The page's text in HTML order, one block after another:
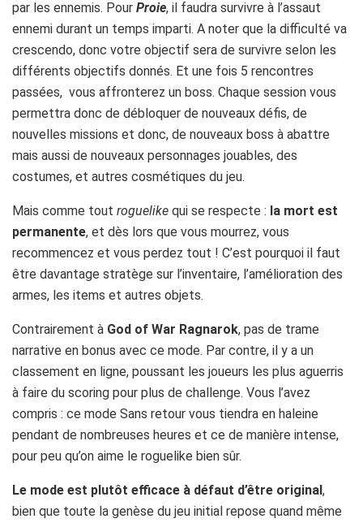
par les ennemis. Pour Proie, il faudra survivre à l’assaut
ennemi durant un temps imparti. A noter que la difficulté va
crescendo, donc votre objectif sera de survivre selon les
différents objectifs donnés. Et une fois 5 rencontres
passées, vous affronterez un boss. Chaque session vous
permettra donc de débloquer de nouveaux défis, de
nouvelles missions et donc, de nouveaux boss à abattre
mais aussi de nouveaux personnages jouables, des
costumes, et autres cosmétiques du jeu.
Mais comme tout roguelike qui se respecte : la mort est
permanente, et dès lors que vous mourrez, vous
recommencez et vous perdez tout ! C’est pourquoi il faut
être davantage stratège sur l’inventaire, l’amélioration des
armes, les items et autres objets.
Contrairement à God of War Ragnarok, pas de trame
narrative en bonus avec ce mode. Par contre, il y a un
classement en ligne, poussant les joueurs les plus aguerris
à faire du scoring pour plus de challenge. Vous l’avez
compris : ce mode Sans retour vous tiendra en haleine
pendant de nombreuses heures et ce de manière intense,
pour peu qu’on aime le roguelike bien sûr.
Le mode est plutôt efficace à défaut d’être original,
bien que toute la genèse du jeu initial repose quand même